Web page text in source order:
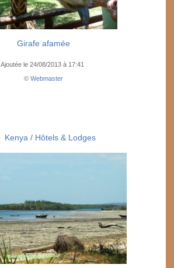
Girafe afamée
Ajoutée le 24/08/2013 à 17:41
© Webmaster
Kenya / Hôtels & Lodges